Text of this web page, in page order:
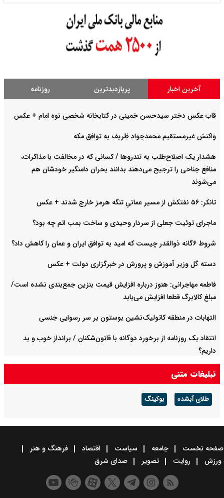
آخرین اخبار پربازدیدترین روزنامه
قاب عکس دختر سیدحسن خمینی در کتابخانه شخصی نوه امام + عکس
واکنش غیرمستقیم محمدجواد ظریف به توافق مکه
هشدار یک اصلاح‌طلب به تندروها / کسانی که در مخالفت با مذاکرات،
منافع جناحی را ترجیح می‌دهند بدانند بحران دامنگیر خودشان هم
می‌شوند
تانکر: ۵۶ نفتکش از مسیر عمانیِ تنگه هرمز خارج شدند + عکس
ماجرای توئیت جعلی از سردار وحیدی و ساخت بمب اتم چه بود؟
شروط ۶گانه ذوالقدر چیست که امید به توافق ایران و عمان را کاهش داد؟
دسته گل وزیر آموزش و پرورش در خبرگزاری دولت + عکس
فاطمه مهاجرانی: هنوز درباره افزایش قیمت بنزین جمع‌بندی نشده است/
مبلغ کالابرگ قطعا افزایش می‌یابد
التهابات در منطقه کاتولیک‌نشین بوستون بر سر رسوایی جنسی
انتقاد یک روزنامه از برخورد دوگانه با قانون‌شکنان / برانداز خوب و بد
داریم؟
تبلیغات متنی
طلای آبشده بوکینگ
صفحه نخست جامعه سیاست اقتصاد
فرهنگ و هنر
ورزش
روایت تصویر صدای شرق